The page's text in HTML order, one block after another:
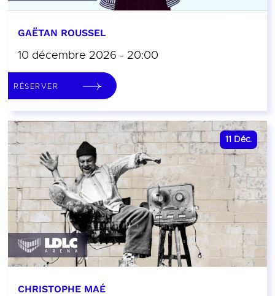
GAËTAN ROUSSEL
10 décembre 2026 - 20:00
RÉSERVER
11 Déc.
CHRISTOPHE MAÉ